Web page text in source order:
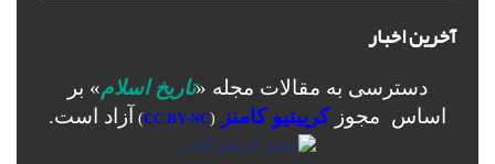
آخرین اخبار
دسترسی به مقالات مجله «تاریخ اسلام» بر
اساس مجوزکرییتیو کامنز (
CC BY-NC
) آزاد است.